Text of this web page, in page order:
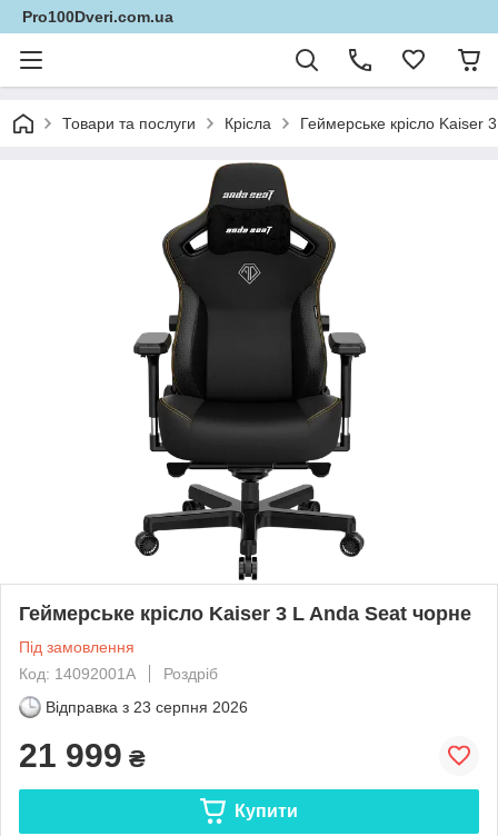
Pro100Dveri.com.ua
Товари та послуги Крісла Геймерське крісло Kaiser
Геймерське крісло Kaiser 3 L Anda Seat чорне
Під замовлення
Код: 14092001A
Роздріб
Відправка з 23 серпня 2026
21 999 ₴
Купити